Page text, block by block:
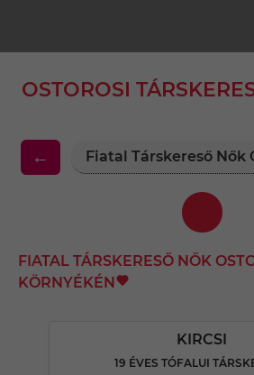
OSTOROSI
← Fiatal Társkereső Nők
FIATAL TÁRSKERESŐ NŐK
KÖRNYÉKÉN
KIRCSI
19 ÉVES TÓFALUI